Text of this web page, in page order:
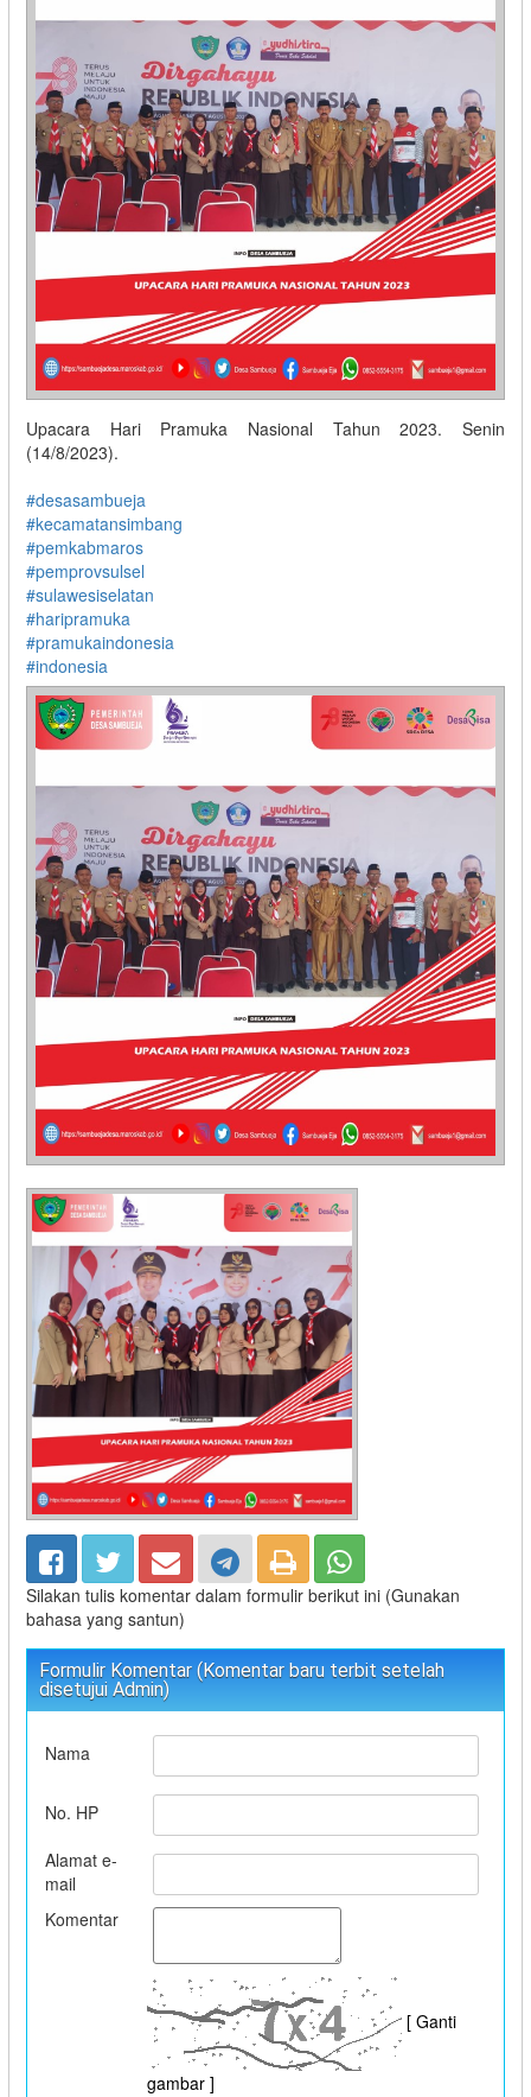
Upacara Hari Pramuka Nasional Tahun 2023. Senin
(14/8/2023).
#desasambueja
#kecamatansimbang
#pemkabmaros
#pemprovsulsel
#sulawesiselatan
#haripramuka
#pramukaindonesia
#indonesia
Silakan tulis komentar dalam formulir berikut ini (Gunakan
bahasa yang santun)
Formulir Komentar (Komentar baru terbit setelah
disetujui Admin)
Nama
No. HP
Alamat e-
mail
Komentar
[ Ganti
gambar ]